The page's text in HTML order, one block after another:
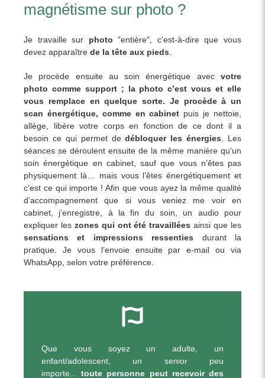
magnétisme sur photo ?
Je travaille sur photo "entière", c'est-à-dire que vous
devez apparaître de la tête aux pieds
Je procède ensuite au soin énergétique avec votre
photo comme support ; la photo c’est vous et elle
vous remplace en quelque sorte. Je procède à un
scan énergétique, comme en cabinet puis je nettoie,
allège, libère votre corps en fonction de ce dont il a
besoin ce qui permet dedébloquer les énergies . Les
séances se déroulent ensuite de la même manière qu’un
soin énergétique en cabinet, sauf que vous n’êtes pas
physiquement là… mais vous l’êtes énergétiquement et
c’est ce qui importe ! Afin que vous ayez la même qualité
d’accompagnement que si vous veniez me voir en
cabinet, j’enregistre, à la fin du soin, un audio pour
expliquer les zones qui ont été travaillées ainsi que les
sensations et impressions ressenties durant la
pratique. Je vous l’envoie ensuite par e-mail ou via
WhatsApp, selon votre préférence.
Que vous soyez un adulte, un
enfant/adolescent, un senior peu
importe...toute personne peut recevoir des